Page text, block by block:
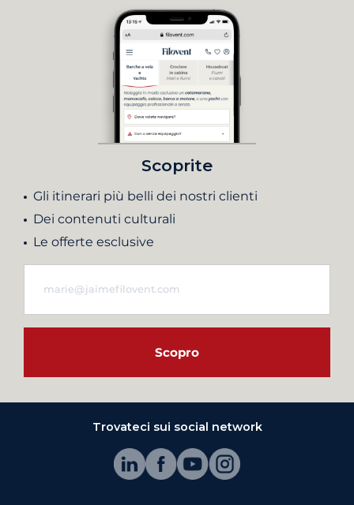
Scoprite
Gli itinerari più belli dei nostri clienti
Dei contenuti culturali
Le offerte esclusive
Scopro
Trovateci sui social network